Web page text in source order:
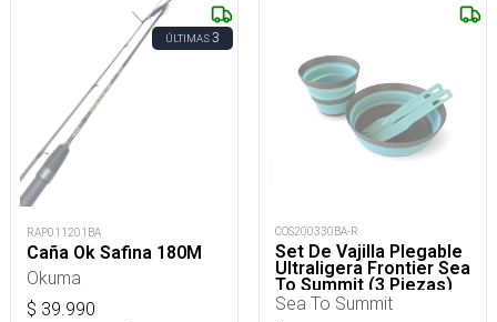
ÚLTIMAS3
RAP011201BA
Caña Ok Safina 180M
Okuma
$ 39.990
COS200330BA-R
Set De Vajilla Plegable
Ultraligera Frontier Sea
To Summit (3 Piezas)
Sea To Summit